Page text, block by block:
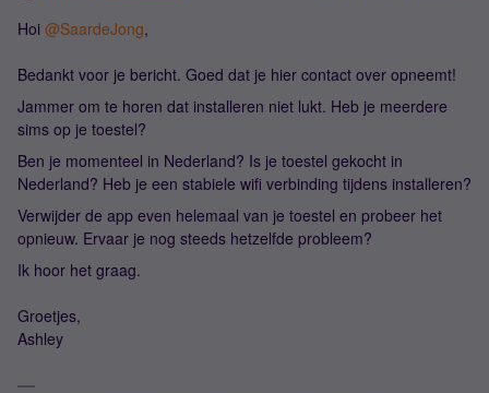
Hoi @SaardeJong,
Bedankt voor je bericht. Goed dat je hier contact over opneemt!
Jammer om te horen dat installeren niet lukt. Heb je meerdere
sims op je toestel?
Ben je momenteel in Nederland? Is je toestel gekocht in
Nederland? Heb je een stabiele wifi verbinding tijdens installeren?
Verwijder de app even helemaal van je toestel en probeer het
opnieuw. Ervaar je nog steeds hetzelfde probleem?
Ik hoor het graag.
Groetjes,
Ashley